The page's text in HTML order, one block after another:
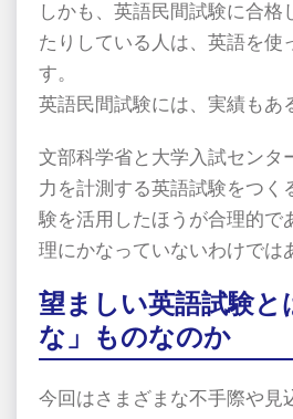
しかも、英語民間試験に合格
たりしている人は、英語を使
す。
英語民間試験には、実績もあ
文部科学省と大学入試センタ
力を計測する英語試験をつく
験を活用したほうが合理的で
理にかなっていないわけでは
望ましい英語試験と
な」ものなのか
今回はさまざまな不手際や見